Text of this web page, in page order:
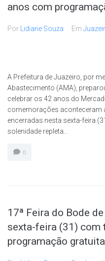
anos com
Por Lidiane Souza Em
A Prefeitura de Juazeiro, por
Abastecimento (AMA),
celebrar os 42 anos do
comemorações aconteceram
encerradas nesta sexta-feira
solenidade repleta...
0
17ª Feira do Bode
sexta-feira (31) com
programação gratuita